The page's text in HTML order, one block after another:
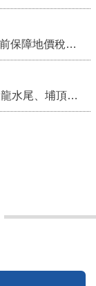
移轉土地勾選土地現值申報書第14欄，提前保障地價稅節稅權益
苗栗農村綠色照顧成果登上全國舞台！ 後龍水尾、埔頂社區前進2026高齡健康產業博覽會